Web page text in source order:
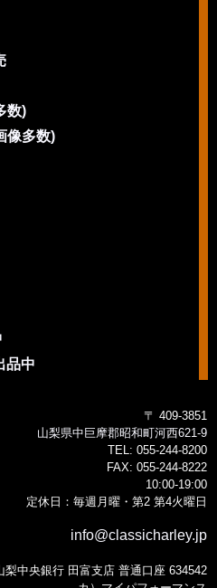
数)
像多数)
品中
〒 409-3851
山梨県中巨摩郡昭和町河西621-9
TEL: 055-244-8200
FAX: 055-244-8222
10:00-19:00
定休日：毎週月曜・第2 第4火曜日
info@classicharley.jp
梨中央銀行 田富支店 普通口座 634542